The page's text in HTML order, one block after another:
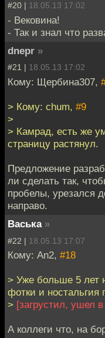
#20 | 18.05.13 17:02
- Вековина!
- Так и знал что
dnepr »
#21 | 18.05.13 17:02
Кому: Щербина307,
> Кому: chum, #9
>
> Камрад, есть же
страницу растянул.
Предложение
ли сделать так,
пробелы, урезался
направо.
Васька »
#22 | 18.05.13 17:07
Кому: An2, #18
> Уже больше 5 лет
фотки и ностальгия
> [загрустил, ушел
А коллеги что, на